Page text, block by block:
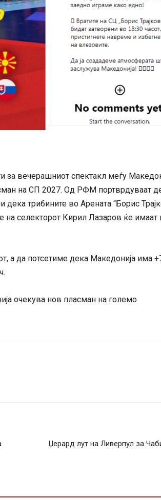
за вечерашниот спектакл меѓу
на СП 2027. Од РФМ портврдуваат
трибините во Арената “Борис
на селекторот Кирил Лазаров ќе имаат
а да потсетиме дека Македонија има
очекува нов пласман на големо
Џерард лут на Ливерпул за